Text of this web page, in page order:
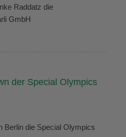
Raddatz die
GmbH
der Special Olympics
Berlin die Special Olympics